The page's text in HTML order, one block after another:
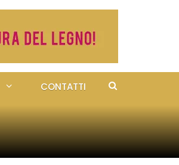
CONTATTI